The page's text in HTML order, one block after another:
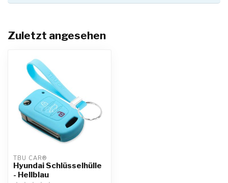
Zuletzt angesehen
TBU CAR®
Hyundai Schlüsselhülle
- Hellblau